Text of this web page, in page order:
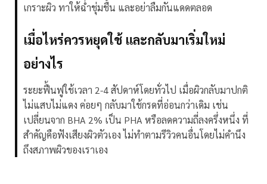
เกราะผิว ทาให้ฉ่ำชุ่มชื้น และอย่าลืมกันแดดตลอด
เมื่อไหร่ควรหยุดใช้ และกลับมาเริ่มใหม่
อย่างไร
ระยะฟื้นฟูใช้เวลา 2-4 สัปดาห์โดยทั่วไป เมื่อผิวกลับมาปกติ
ไม่แสบไม่แดง ค่อยๆ กลับมาใช้กรดที่อ่อนกว่าเดิม เช่น
เปลี่ยนจาก BHA 2% เป็น PHA หรือลดความถี่ลงครึ่งหนึ่ง ที่
สำคัญคือฟังเสียงผิวตัวเอง ไม่ทำตามรีวิวคนอื่นโดยไม่คำนึง
ถึงสภาพผิวของเราเอง